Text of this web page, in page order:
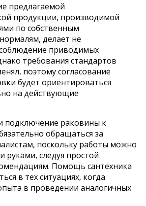
предлагаемой
продукции, производимой
по собственным
делает не
приводимых
требования стандартов
поэтому согласование
будет ориентироваться
на действующие
подключение раковины к
обращаться за
поскольку работы можно
руками, следуя простой
Помощь сантехника
в тех ситуациях, когда
в проведении аналогичных